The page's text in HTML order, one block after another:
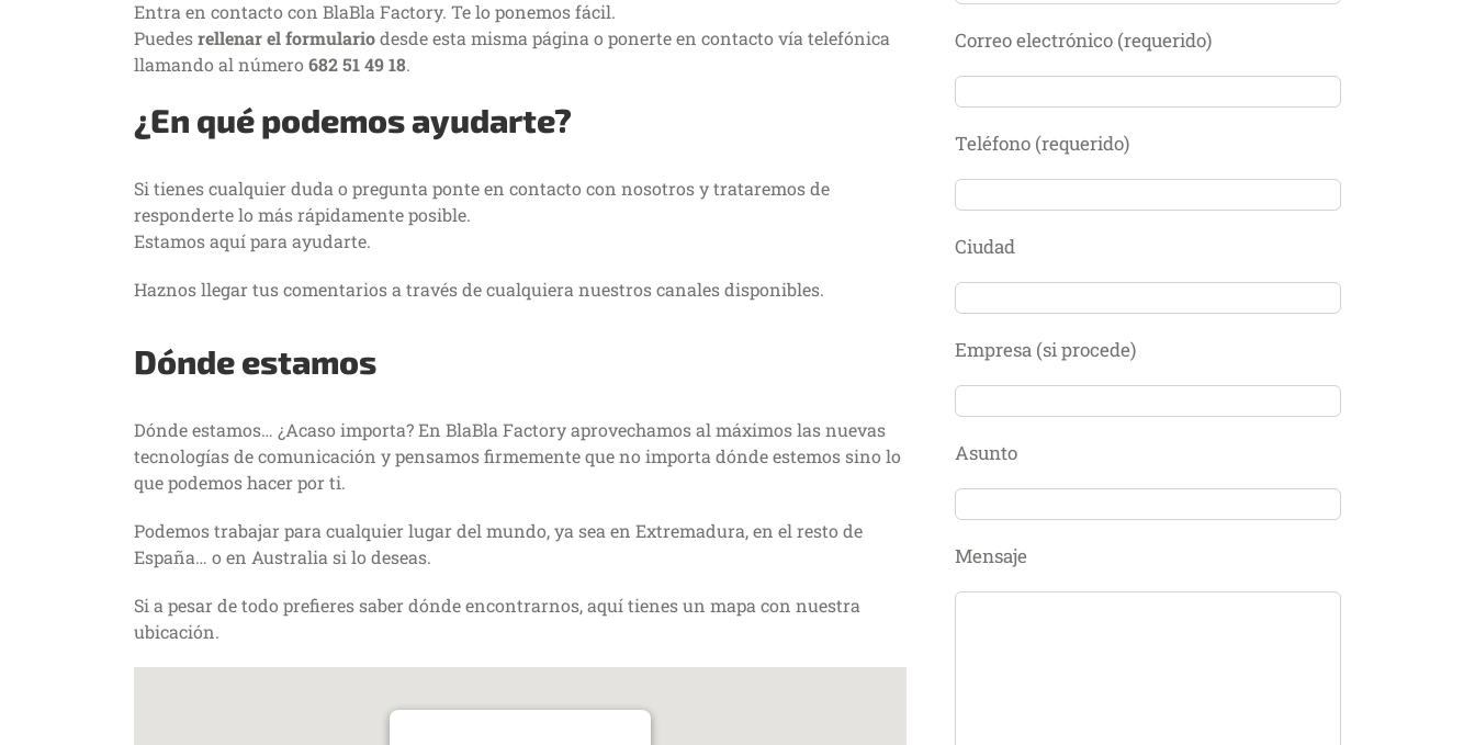
Entra en contacto con BlaBla Factory. Te lo ponemos fácil.
Puedesrellenar el formulariodesde esta misma página o ponerte en contacto vía telefónica
llamando al número 682 51 49 18.
¿En qué podemos ayudarte?
Si tienes cualquier duda o pregunta ponte en contacto con nosotros y trataremos de
responderte lo más rápidamente posible.
Estamos aquí para ayudarte.
Haznos llegar tus comentarios a través de cualquiera nuestros canales disponibles.
Dónde estamos
Dónde estamos… ¿Acaso importa? En BlaBla Factory aprovechamos al máximos las nuevas
tecnologías de comunicación y pensamos firmemente que no importa dónde estemos sino lo
que podemos hacer por ti.
Podemos trabajar para cualquier lugar del mundo, ya sea en Extremadura, en el resto de
España… o en Australia si lo deseas.
Si a pesar de todo prefieres saber dónde encontrarnos, aquí tienes un mapa con nuestra
ubicación.
Correo electrónico (requerido)
Teléfono (requerido)
Ciudad
Empresa (si procede)
Asunto
Mensaje